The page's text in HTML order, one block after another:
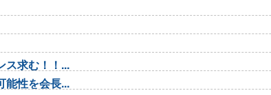
ス求む！！...
能性を会長...